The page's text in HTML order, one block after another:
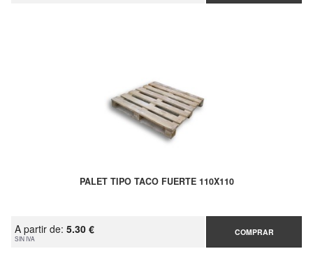
PALET TIPO TACO FUERTE 110X110
A partir de: 5.30 €
SIN IVA
COMPRAR